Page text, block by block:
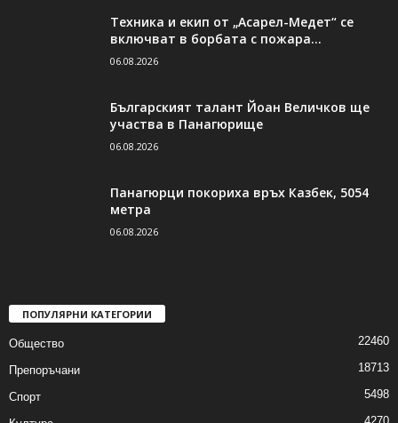
Техника и екип от „Асарел-Медет“ се
включват в борбата с пожара...
06.08.2026
Българският талант Йоан Величков ще
участва в Панагюрище
06.08.2026
Панагюрци покориха връх Казбек, 5054
метра
06.08.2026
ПОПУЛЯРНИ КАТЕГОРИИ
Общество 22460
Препоръчани 18713
Спорт 5498